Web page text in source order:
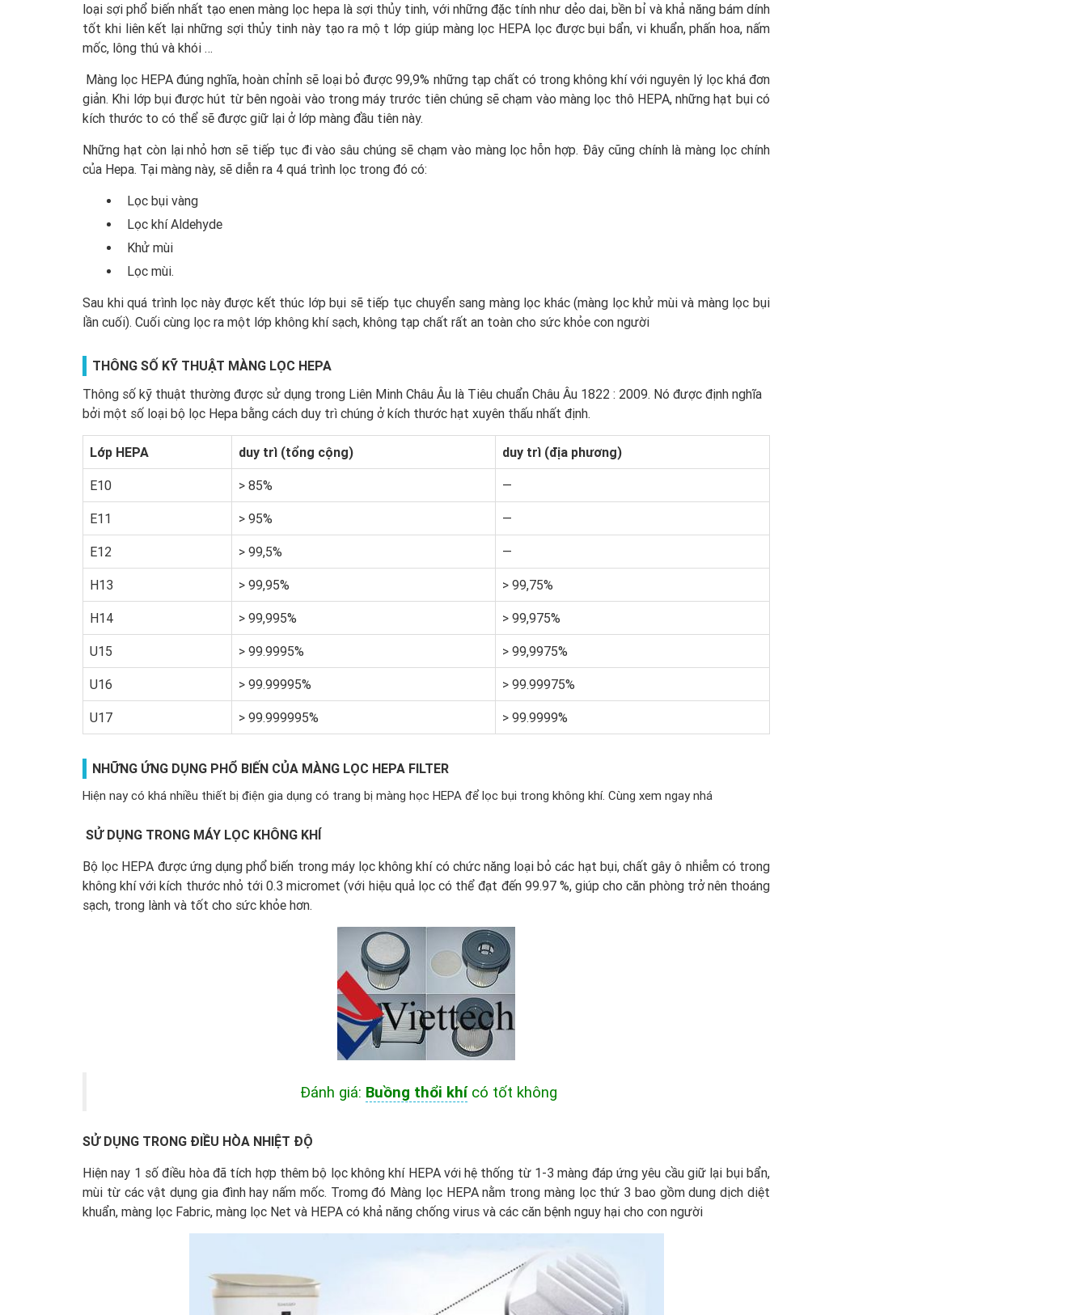
loại sợi phổ biến nhất tạo enen màng lọc hepa là sợi thủy tinh, với những đặc tính như dẻo dai, bền bỉ và khả năng bám dính
tốt khi liên kết lại những sợi thủy tinh này tạo ra một lớp giúp màng lọc HEPA lọc được bụi bẩn, vi khuẩn, phấn hoa, nấm
mốc, lông thú và khói …
Màng lọc HEPA đúng nghĩa, hoàn chỉnh sẽ loại bỏ được 99,9% những tạp chất có trong không khí với nguyên lý lọc khá đơn
giản. Khi lớp bụi được hút từ bên ngoài vào trong máy trước tiên chúng sẽ chạm vào màng lọc thô HEPA, những hạt bụi có
kích thước to có thể sẽ được giữ lại ở lớp màng đầu tiên này.
Những hạt còn lại nhỏ hơn sẽ tiếp tục đi vào sâu chúng sẽ chạm vào màng lọc hỗn hợp. Đây cũng chính là màng lọc chính
của Hepa. Tại màng này, sẽ diễn ra 4 quá trình lọc trong đó có:
Lọc bụi vàng
Lọc khí Aldehyde
Khử mùi
Lọc mùi.
Sau khi quá trình lọc này được kết thúc lớp bụi sẽ tiếp tục chuyển sang màng lọc khác (màng lọc khử mùi và màng lọc bụi
lần cuối). Cuối cùng lọc ra một lớp không khí sạch, không tạp chất rất an toàn cho sức khỏe con người
THÔNG SỐ KỸ THUẬT MÀNG LỌC HEPA
Thông số kỹ thuật thường được sử dụng trong Liên Minh Châu Âu là Tiêu chuẩn Châu Âu 1822 : 2009. Nó được định nghĩa
bởi một số loại bộ lọc Hepa bằng cách duy trì chúng ở kích thước hạt xuyên thấu nhất định.
Lớp HEPA duy trì (tổng cộng) duy trì (địa phương)
E10 > 85% —
E11 > 95% —
E12 > 99,5% —
H13 > 99,95% > 99,75%
H14 > 99,995% > 99,975%
U15 > 99.9995% > 99,9975%
U16 > 99.99995% > 99.99975%
U17 > 99.999995% > 99.9999%
NHỮNG ỨNG DỤNG PHỔ BIẾN CỦA MÀNG LỌC HEPA FILTER
Hiện nay có khá nhiều thiết bị điện gia dụng có trang bị màng học HEPA để lọc bụi trong không khí. Cùng xem ngay nhá
SỬ DỤNG TRONG MÁY LỌC KHÔNG KHÍ
Bộ lọc HEPA được ứng dụng phổ biến trong máy lọc không khí có chức năng loại bỏ các hạt bụi, chất gây ô nhiễm có trong
không khí với kích thước nhỏ tới 0.3 micromet (với hiệu quả lọc có thể đạt đến 99.97 %, giúp cho căn phòng trở nên thoáng
sạch, trong lành và tốt cho sức khỏe hơn.
Đánh giá: Buồng thổi khícó tốt không
SỬ DỤNG TRONG ĐIỀU HÒA NHIỆT ĐỘ
Hiện nay 1 số điều hòa đã tích hợp thêm bộ lọc không khí HEPA với hệ thống từ 1-3 màng đáp ứng yêu cầu giữ lại bụi bẩn,
mùi từ các vật dụng gia đình hay nấm mốc. Tromg đó Màng lọc HEPA nằm trong màng lọc thứ 3 bao gồm dung dịch diệt
khuẩn, màng lọc Fabric, màng lọc Net và HEPA có khả năng chống virus và các căn bệnh nguy hại cho con người